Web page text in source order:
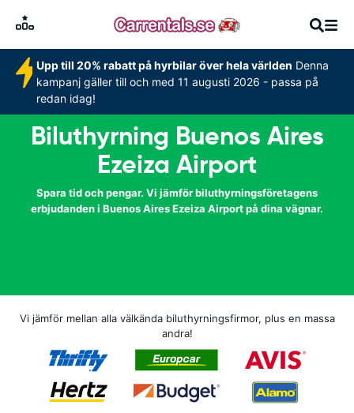
Upp till 20% rabatt på hyrbilar över hela världen Denna
kampanj gäller till och med 11 augusti 2026 - passa på
redan idag!
Biluthyrning Buenos Aires
Ezeiza Airport
Spara tid och pengar. Vi jämför biluthyrningsföretagens
erbjudanden i Buenos Aires Ezeiza Airport på dina vägnar.
Vi jämför mellan alla välkända biluthyrningsfirmor, plus en massa
andra!